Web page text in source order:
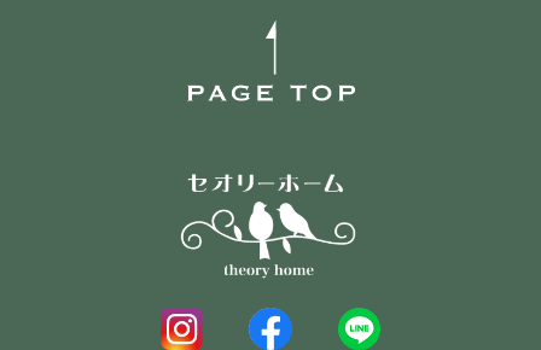
日，住所，電話番号，メールアドレス，銀行口座番
号，クレジットカード番号，運転免許証番号などの個
含む取引記録や，決済に関する情報を当社の提携先
（情報提供元，広告主，広告配信先などを含みます。
以下，｢提携先｣といいます。）などから収集すること
トウエア，購入した商品，閲覧したページや広告の履